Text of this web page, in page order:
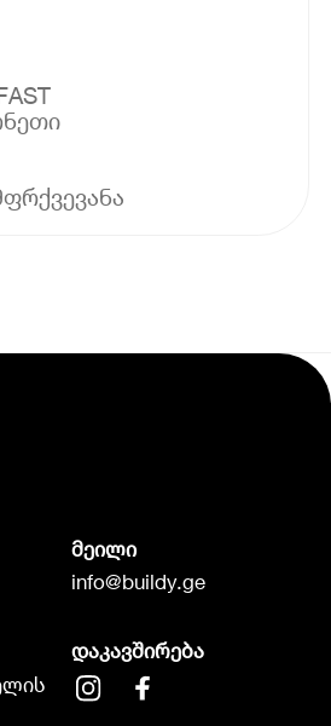
მეილი
info@buildy.ge
დაკავშირება